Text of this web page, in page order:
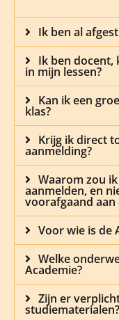
Ik ben al
Ik ben docent,
in mijn lessen?
Kan ik een
klas?
Krijg ik direct
aanmelding?
Waarom zou
aanmelden, en
voorafgaand aan
Voor wie is de
Welke
Academie?
Zijn er
studiematerialen?